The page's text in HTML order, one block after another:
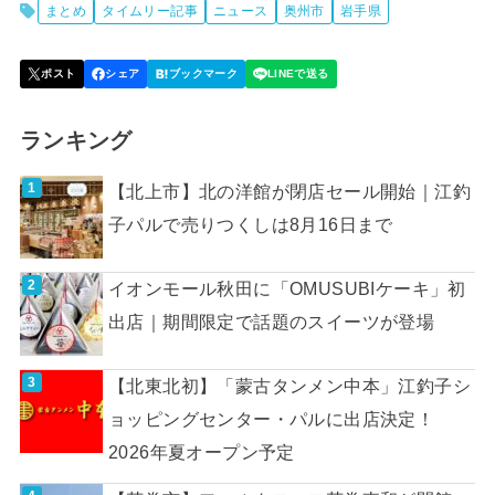
まとめ
タイムリー記事 ニュース 奥州市 岩手県
ランキング
【北上市】北の洋館が閉店セール開始｜江釣
子パルで売りつくしは8月16日まで
イオンモール秋田に「OMUSUBIケーキ」初
出店｜期間限定で話題のスイーツが登場
【北東北初】「蒙古タンメン中本」江釣子シ
ョッピングセンター・パルに出店決定！
2026年夏オープン予定